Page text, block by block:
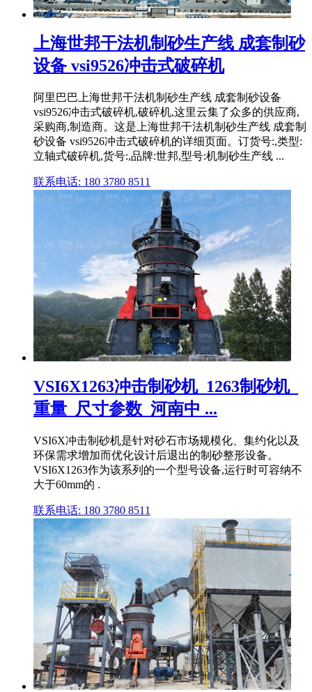
上海世邦干法机制砂生产线 成套制砂
设备 vsi9526冲击式破碎机
阿里巴巴上海世邦干法机制砂生产线 成套制砂设备
vsi9526冲击式破碎机,破碎机,这里云集了众多的供应商,
采购商,制造商。这是上海世邦干法机制砂生产线 成套制
砂设备 vsi9526冲击式破碎机的详细页面。订货号:,类型:
立轴式破碎机,货号:,品牌:世邦,型号:机制砂生产线 ...
联系电话: 180 3780 8511
VSI6X1263冲击制砂机_1263制砂机_
重量_尺寸参数_河南中 ...
VSI6X冲击制砂机是针对砂石市场规模化、集约化以及
环保需求增加而优化设计后退出的制砂整形设备。
VSI6X1263作为该系列的一个型号设备,运行时可容纳不
大于60mm的 .
联系电话: 180 3780 8511